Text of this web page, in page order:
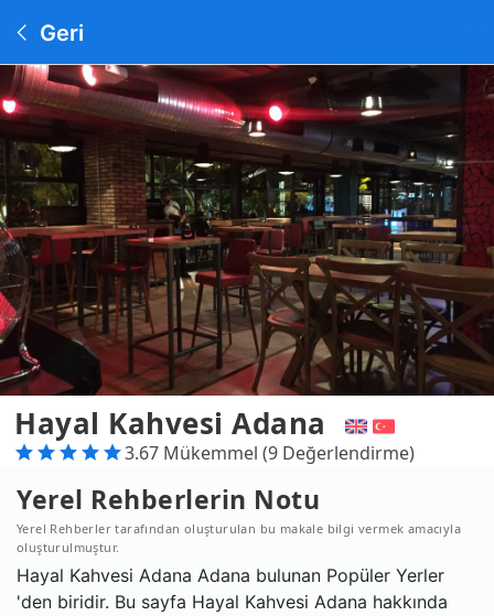
Geri
Hayal Kahvesi Adana
3.67 Mükemmel (9 Değerlendirme)
Yerel Rehberlerin Notu
Yerel Rehberler tarafından oluşturulan bu makale bilgi vermek amacıyla
oluşturulmuştur.
Hayal Kahvesi Adana Adana bulunan Popüler Yerler
'den biridir. Bu sayfa Hayal Kahvesi Adana hakkında